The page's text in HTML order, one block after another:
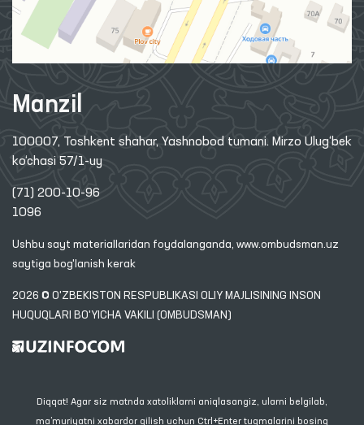
Manzil
100007, Toshkent shahar, Yashnobod tumani. Mirzo Ulug‘bek
ko‘chasi 57/1-uy
(71) 200-10-96
1096
Ushbu sayt materiallaridan foydalanganda, www.ombudsman.uz
saytiga bog'lanish kerak
2026 © O'ZBEKISTON RESPUBLIKASI OLIY MAJLISINING INSON
HUQUQLARI BO'YICHA VAKILI (OMBUDSMAN)
Diqqat! Agar siz matnda xatoliklarni aniqlasangiz, ularni belgilab,
ma’muriyatni xabardor qilish uchun Ctrl+Enter tugmalarini bosing